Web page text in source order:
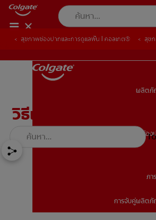
ผลิต
สุขภาพช่อง
ภา
การจับคู่ผลิต
สุขภาพช่องปากและการดูแลฟัน | คอลเกต® สุข
วิธีเลือกซื้อแปรงสีฟัน